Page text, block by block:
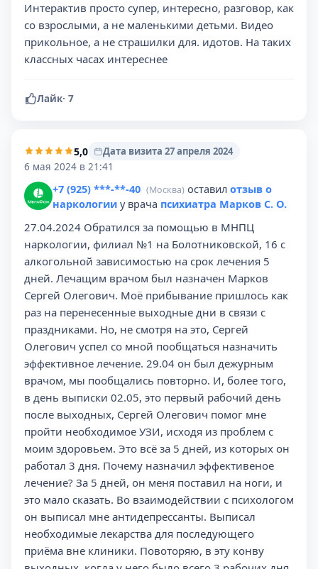
Интерактив просто супер, интересно, разговор, как
со взрослыми, а не маленькими детьми. Видео
прикольное, а не страшилки для. идотов. На таких
классных часах интереснее
Лайк· 7
5,0
Дата визита 27 апреля 2024
6 мая 2024 в 21:41
+7 (925) ***-**-40 (Москва) оставил отзыв о
наркологии у врача психиатра Марков С. О.
27.04.2024 Обратился за помощью в МНПЦ
наркологии, филиал №1 на Болотниковской, 16 с
алкогольной зависимостью на срок лечения 5
дней. Лечащим врачом был назначен Марков
Сергей Олегович. Моё прибывание пришлось как
раз на перенесенные выходные дни в связи с
праздниками. Но, не смотря на это, Сергей
Олегович успел со мной пообщаться назначить
эффективное лечение. 29.04 он был дежурным
врачом, мы пообщались повторно. И, более того,
в день выписки 02.05, это первый рабочий день
после выходных, Сергей Олегович помог мне
пройти необходимое УЗИ, исходя из проблем с
моим здоровьем. Это всё за 5 дней, из которых он
работал 3 дня. Почему назначил эффективеное
лечение? За 5 дней, он меня поставил на ноги, и
это мало сказать. Во взаимодействии с психологом
он выписал мне антидепрессанты. Выписал
необходимые лекарства для последующего
приёма вне клиники. Повоторяю, в эту конву